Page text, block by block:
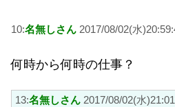
10:名無しさん 2017/08/02(水
何時から何時の仕事？
13:名無しさん 2017/08/02(水